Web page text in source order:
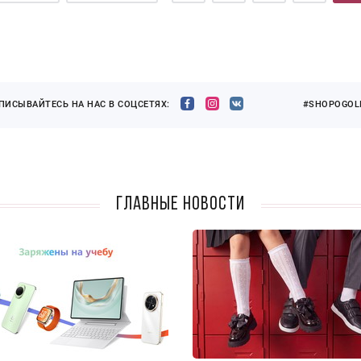
НА НАС В СОЦСЕТЯХ:
Главные новости